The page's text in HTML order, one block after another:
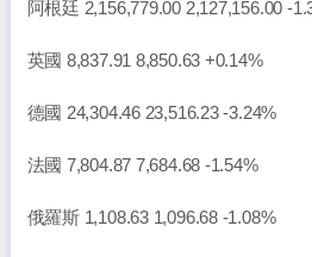
阿根廷 2,156,779.00 2,127,156.00 -
英國 8,837.91 8,850.63 +0.14%
德國 24,304.46 23,516.23 -3.24%
法國 7,804.87 7,684.68 -1.54%
俄羅斯 1,108.63 1,096.68 -1.08%